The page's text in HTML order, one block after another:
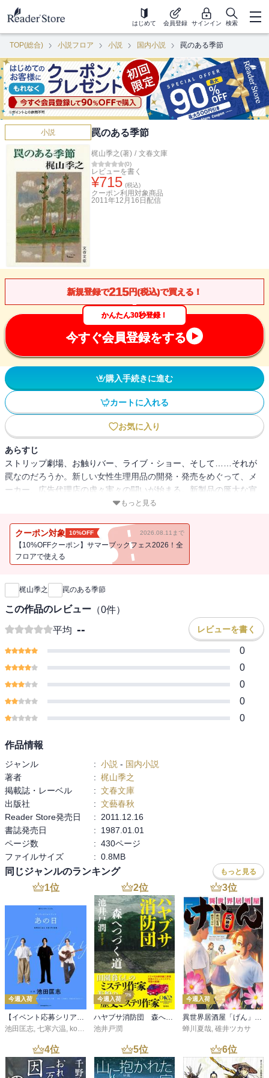
はじめて 会員登録 サインイン 検索
TOP(総合) 小説フロア 小説 国内小説 罠のある季節
小説 罠のある季節
梶山季之(著) / 文春文庫
(0)
レビューを書く
¥715 (税込)
クーポン利用対象商品
2011年12月16日 配信
新規登録で215円(税込)で買える！
かんたん30秒登録！
今すぐ会員登録をする
購入手続きに進む
カートに入れる
お気に入り
あらすじ
ストリップ劇場、お触りバー、ライブ・ショー、そして……それが
罠なのだろうか。新しい女性生理用品の開発・発売をめぐって、メ
ーカー、広告代理店の虚々実々の闘いが始まる。新製品の厖大な宣
伝費を獲得するのはどこか？ テレビ局から大物タレントまで巻き
け、あるいは罠にはまり、しかもなおどろどろとしたビジネスのな
かで生きつづける人間たちの、マンガチックでシリアスな人生。
もっと見る
クーポン対象 10%OFF 2026.08.11まで
【10%OFFクーポン】サマーブックフェス2026！全
フロアで使える
新刊通知
梶山季之 罠のある季節
この作品のレビュー （0件）
平均 -- レビューを書く
0
0
0
0
0
作品情報
ジャンル : 小説 - 国内小説
著者
: 梶山季之
掲載誌・レーベル
: 文春文庫
出版社
: 文藝春秋
Reader Store発売日
:
2011.12.16
書誌発売日
:
1987.01.01
ページ数
: 430ページ
ファイルサイズ
: 0.8MB
同じジャンルのランキング もっと見る
1位
今週入荷
【イベント応募シリアルコード付】池田匡志出演・オーディオフォトブック「あの日」SPECIAL EDITION（音声／動画付）
池田匡志, 七寒六温, konoko58 ,村崎キコ
2位
今週入荷
ハヤブサ消防団 森へつづく道
池井戸潤
3位
今週入荷
異世界居酒屋「げん」三杯目
蝉川夏哉, 碓井ツカサ
4位 5位 6位